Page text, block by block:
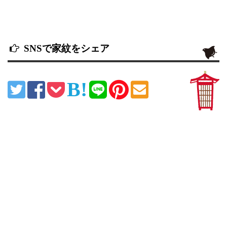
SNSで家紋をシェア